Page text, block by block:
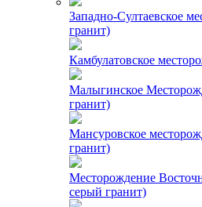
Западно-Султаевское
гранит)
Камбулатовское
Малыгинское
гранит)
Мансуровское
гранит)
Месторождение
серый гранит)